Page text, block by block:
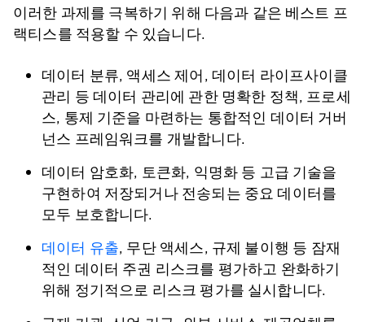
이러한 과제를 극복하기 위해 다음과 같은 베스트 프
랙티스를 적용할 수 있습니다.
데이터 분류, 액세스 제어, 데이터 라이프사이클
관리 등 데이터 관리에 관한 명확한 정책, 프로세
스, 통제 기준을 마련하는 통합적인 데이터 거버
넌스 프레임워크를 개발합니다.
데이터 암호화, 토큰화, 익명화 등 고급 기술을
구현하여 저장되거나 전송되는 중요 데이터를
모두 보호합니다.
데이터 유출, 무단 액세스, 규제 불이행 등 잠재
적인 데이터 주권 리스크를 평가하고 완화하기
위해 정기적으로 리스크 평가를 실시합니다.